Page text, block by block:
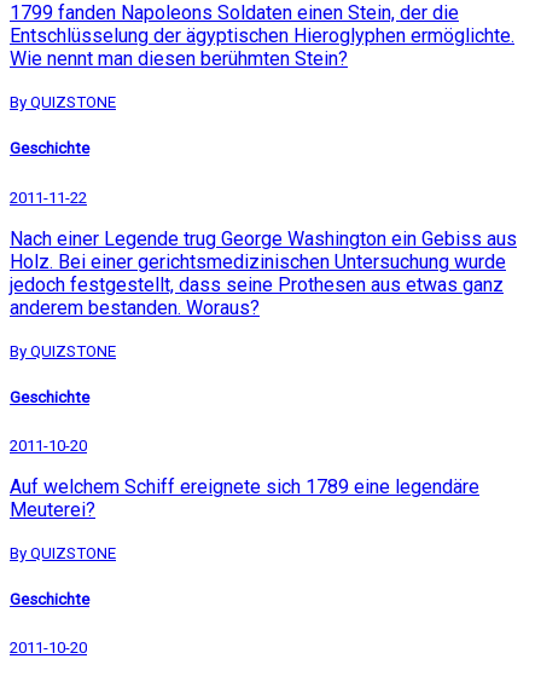
1799 fanden Napoleons Soldaten einen Stein, der die
Entschlüsselung der ägyptischen Hieroglyphen ermöglichte.
Wie nennt man diesen berühmten Stein?
By QUIZSTONE
Geschichte
2011-11-22
Nach einer Legende trug George Washington ein Gebiss aus
Holz. Bei einer gerichtsmedizinischen Untersuchung wurde
jedoch festgestellt, dass seine Prothesen aus etwas ganz
anderem bestanden. Woraus?
By QUIZSTONE
Geschichte
2011-10-20
Auf welchem Schiff ereignete sich 1789 eine legendäre
Meuterei?
By QUIZSTONE
Geschichte
2011-10-20